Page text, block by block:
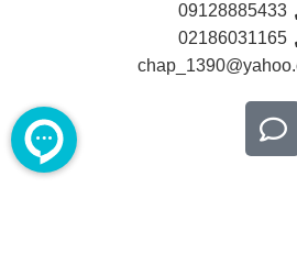
09128885433
02186031165